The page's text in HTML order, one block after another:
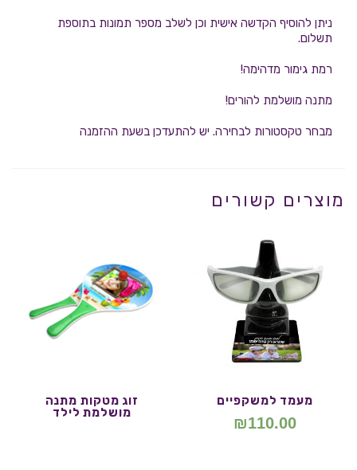
ניתן להוסיף הקדשה אישית וכן לשלב מספר תמונות בתוספת
תשלום.
רמת גימור מדהימה!
מתנה מושלמת להורים!
מבחר טקסטורות לבחירה. יש להתעדכן בשעת ההזמנה
מוצרים קשורים
מעמד למשקפיים
₪110.00
זוג מטקות מתנה
מושלמת לילד